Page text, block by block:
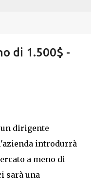
di 1.500$ -
dirigente
introdurrà
a meno di
sarà una